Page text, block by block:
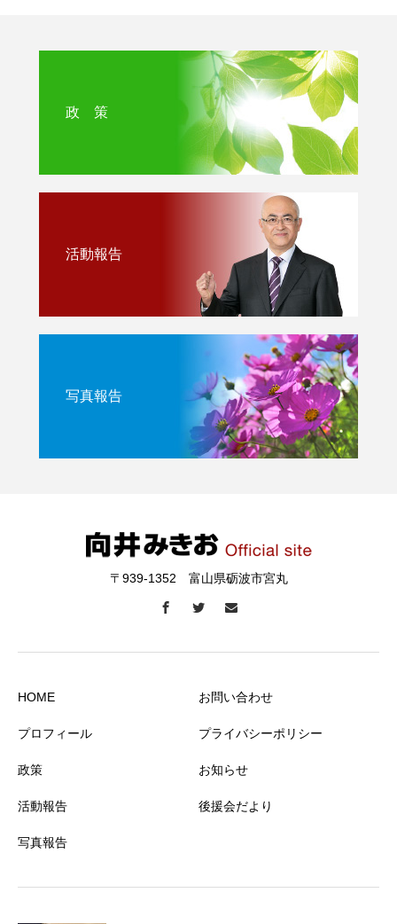
政 策
活動報告
写真報告
〒939-1352 富山県砺波市宮丸
HOME
プロフィール
政策
活動報告
写真報告
お問い合わせ
プライバシーポリシー
お知らせ
後援会だより